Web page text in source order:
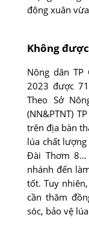
đông xuân
Không
Nông dân
2023 được
Theo Sở
(NN&PTNT)
trên địa bàn
lúa chất
Ðài Thơm 8…
nhánh đến
tốt. Tuy
cần thăm
sóc, bảo vệ